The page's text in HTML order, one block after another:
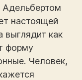
Адельбертом
настоящей
выглядит как
форму
Человек,